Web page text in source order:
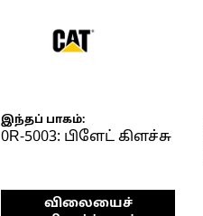
இந்தப் பாகம்:
0R-5003: பிளேட் கிளச்சு
விலையைச்